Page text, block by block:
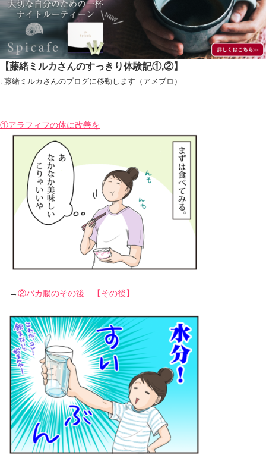
【藤緒ミルカさんのすっきり体験記①,②】
↓藤緒ミルカさんのブログに移動します（アメブロ）
①アラフィフの体に改善を
→②バカ腸のその後…【その後】